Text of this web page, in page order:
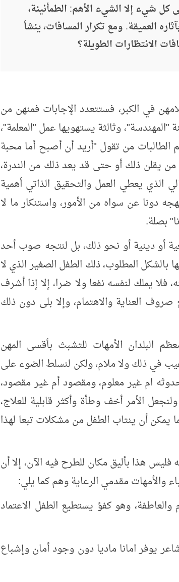
شيء إلا الشيء الأهم: الطمأنينة،
العميقة. ومع تكرار المسافات، ينشأ
الانتظارات الطويلة؟
في الكبر، فستتعدد الإجابات فمنهن من
وثالثة يستهويها عمل "المعلمة"،
من تقول "أريد أن أصبح أما محبة
من يقلن ذلك أو حتى قد يعد ذلك من الندرة،
الذي يعطي العمل والتحقيق الذاتي أهمية
دونا عن سواه من الأمور، واستنكار ما لا
بصلة.
أو دينية أو نحو ذلك، بل لنتجه صوب أحد
بالشكل المطلوب، ذلك الطفل الصغير الذي لا
فلا يملك لنفسه نفعا ولا ضرا، إلا إذا أشرف
العناية والاهتمام، وإلا بلى دون ذلك
البلدان الأمهات للتشبث بأقسى المهن
في ذلك ولا ملام، ولكن لنسلط الضوء على
ام غير معلوم، ومقصود أم غير مقصود،
الأمر أخف وطأة وأكثر قابلية للعلاج،
يمكن أن ينتاب الطفل من مشكلات تبعا لهذا
هذا بأليق مكان للطرح فيه الآن، إلا أن
والأمهات مقدمي الرعاية وهم كما يلي:
والعاطفة، وهو كفؤ يستطيع الطفل الاعتماد
يوفر امانا ماديا دون وجود أمان وإشباع